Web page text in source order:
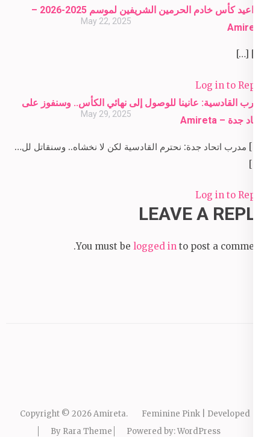
مواعيد كأس خادم الحرمين الشريفين لموسم 2025-2026 –
Amireta
May 22, 2025
[…] […]
Log in to Reply
مدرب القادسية: عانينا للوصول إلى نهائي الكأس.. وسنفوز على
اتحاد جدة – Amireta
May 29, 2025
[…] مدرب اتحاد جدة: نحترم القادسية لكن لا نخشاه.. وسنقاتل لل…
[…]
Log in to Reply
LEAVE A REPLY
You must be logged in to post a comment.
Copyright © 2026Amireta.
Feminine Pink | Developed
By Rara Theme Powered by:WordPress